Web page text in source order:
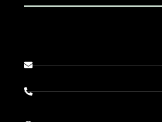
info@darmsprechstunde.de
0049-89-292679